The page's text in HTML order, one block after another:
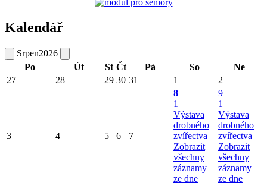
Kalendář
Srpen2026
Po
Út St Čt Pá So
Ne
27
28 29 30 31 1 2
3 4 5 6 7
8
1
Výstava
drobného
zvířectva
Zobrazit
všechny
záznamy
ze dne
9
1
Výstava
drobného
zvířectva
Zobrazit
všechny
záznamy
ze dne